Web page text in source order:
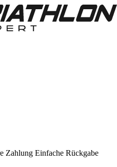
Zahlung Einfache Rückgabe